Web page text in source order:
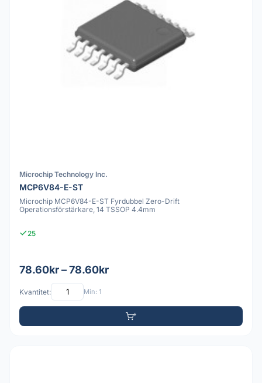
Microchip Technology Inc.
MCP6V84-E-ST
Microchip MCP6V84-E-ST Fyrdubbel Zero-Drift
Operationsförstärkare, 14 TSSOP 4.4mm
25
78.60kr – 78.60kr
Kvantitet: Min: 1